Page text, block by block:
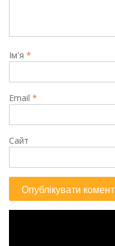
Ім'я *
Email *
Сайт